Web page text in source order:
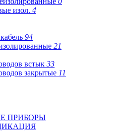
изол. 4
94
21
встык 33
закрытые 11
ПРИБОРЫ